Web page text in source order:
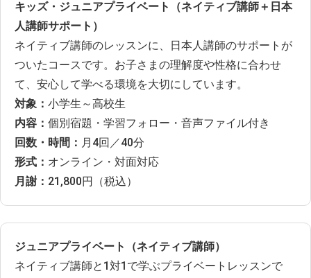
キッズ・ジュニアプライベート（ネイティブ講師＋日本
人講師サポート）
ネイティブ講師のレッスンに、日本人講師のサポートが
ついたコースです。お子さまの理解度や性格に合わせ
て、安心して学べる環境を大切にしています。
対象： 小学生～高校生
内容： 個別宿題・学習フォロー・音声ファイル付き
回数・時間： 月4回／40分
形式： オンライン・対面対応
月謝： 21,800円（税込）
ジュニアプライベート（ネイティブ講師）
ネイティブ講師と1対1で学ぶプライベートレッスンで